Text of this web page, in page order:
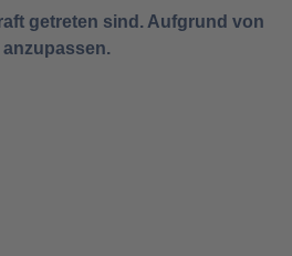
getreten sind. Aufgrund von